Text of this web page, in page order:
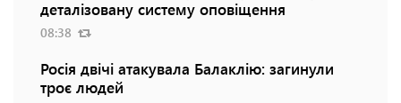
деталізовану систему оповіщення
08:38
Росія двічі атакувала Балаклію: загинули
троє людей